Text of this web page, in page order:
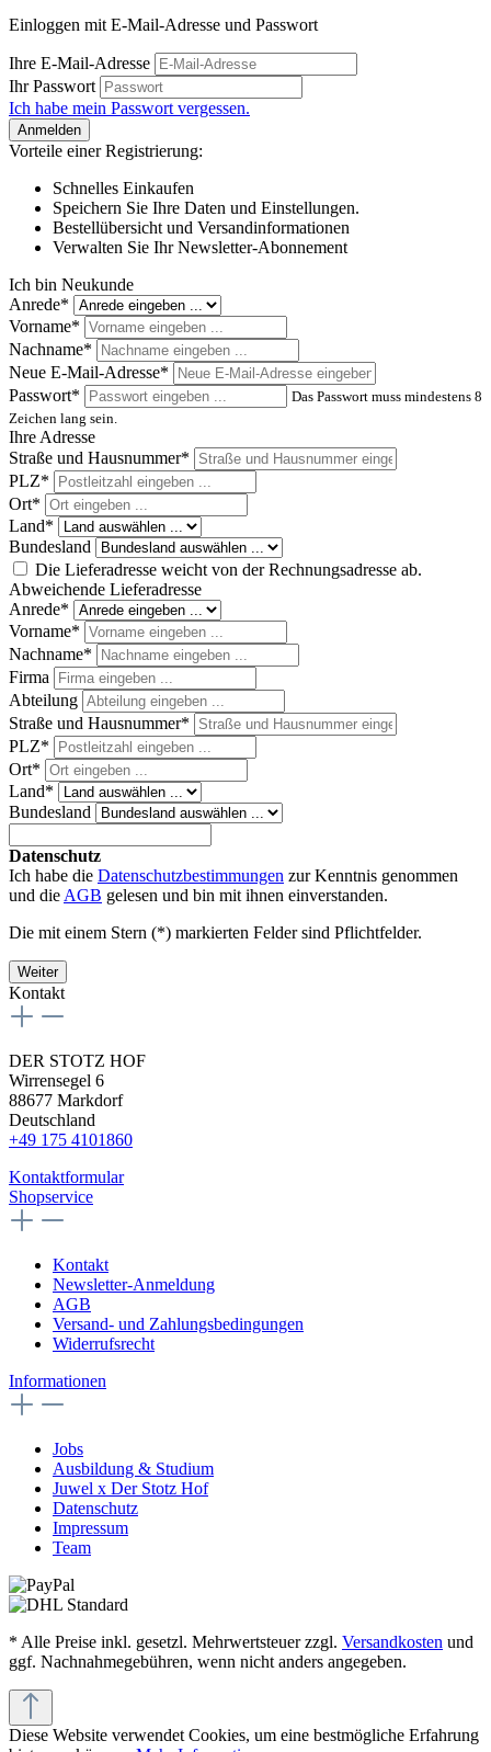
Einloggen mit E-Mail-Adresse und Passwort
Ihre E-Mail-Adresse
Ihr Passwort
Ich habe mein Passwort vergessen.
Anmelden
Vorteile einer Registrierung:
Schnelles Einkaufen
Speichern Sie Ihre Daten und Einstellungen.
Bestellübersicht und Versandinformationen
Verwalten Sie Ihr Newsletter-Abonnement
Ich bin Neukunde
Anrede*
Vorname*
Nachname*
Neue E-Mail-Adresse*
Passwort*
Das Passwort muss mindestens 8
Zeichen lang sein.
Ihre Adresse
Straße und Hausnummer*
PLZ*
Ort*
Land*
Bundesland
Die Lieferadresse weicht von der Rechnungsadresse ab.
Abweichende Lieferadresse
Anrede*
Vorname*
Nachname*
Firma
Abteilung
Straße und Hausnummer*
PLZ*
Ort*
Land*
Bundesland
Datenschutz
Ich habe die Datenschutzbestimmungen zur Kenntnis genommen
und die AGB gelesen und bin mit ihnen einverstanden.
Die mit einem Stern (*) markierten Felder sind Pflichtfelder.
Weiter
Kontakt
DER STOTZ HOF
Wirrensegel 6
88677 Markdorf
Deutschland
+49 175 4101860
Kontaktformular
Shopservice
Kontakt
Newsletter-Anmeldung
AGB
Versand- und Zahlungsbedingungen
Widerrufsrecht
Informationen
Jobs
Ausbildung & Studium
Juwel x Der Stotz Hof
Datenschutz
Impressum
Team
* Alle Preise inkl. gesetzl. Mehrwertsteuer zzgl. Versandkosten und
ggf. Nachnahmegebühren, wenn nicht anders angegeben.
Diese Website verwendet Cookies, um eine bestmögliche Erfahrung